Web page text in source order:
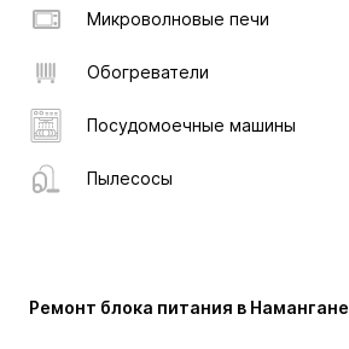
Микроволновые печи
Обогреватели
Посудомоечные машины
Пылесосы
Ремонт блока питания в Намангане